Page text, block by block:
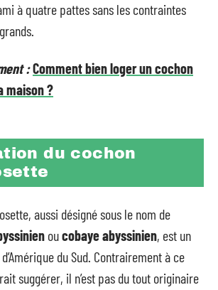
à quatre pattes sans les contraintes
:Comment bien loger un cochon
maison ?
du cochon
aussi désigné sous le nom de
oucobaye abyssinien, est un
du Sud. Contrairement à ce
suggérer, il n’est pas du tout originaire